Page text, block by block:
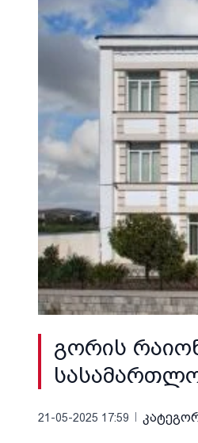
გორის
21-05-2025 17:59